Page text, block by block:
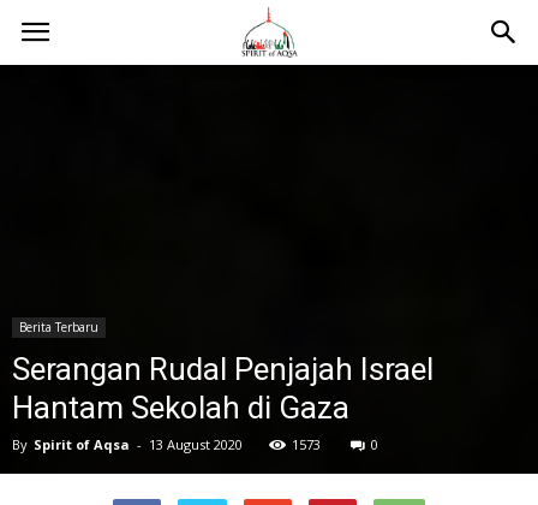
Berita Terbaru
Serangan Rudal Penjajah Israel
Hantam Sekolah di Gaza
By Spirit of Aqsa - 13 August 2020 1573 0